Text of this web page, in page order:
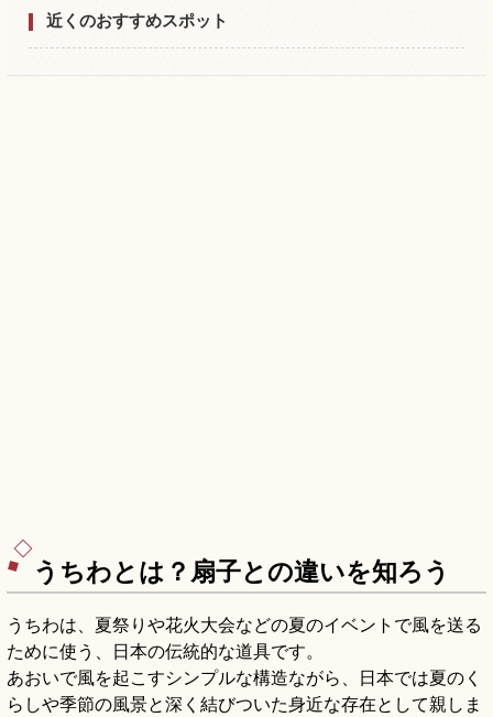
近くのおすすめスポット
うちわとは？扇子との違いを知ろう
うちわは、夏祭りや花火大会などの夏のイベントで風を送る
ために使う、日本の伝統的な道具です。
あおいで風を起こすシンプルな構造ながら、日本では夏のく
らしや季節の風景と深く結びついた身近な存在として親しま